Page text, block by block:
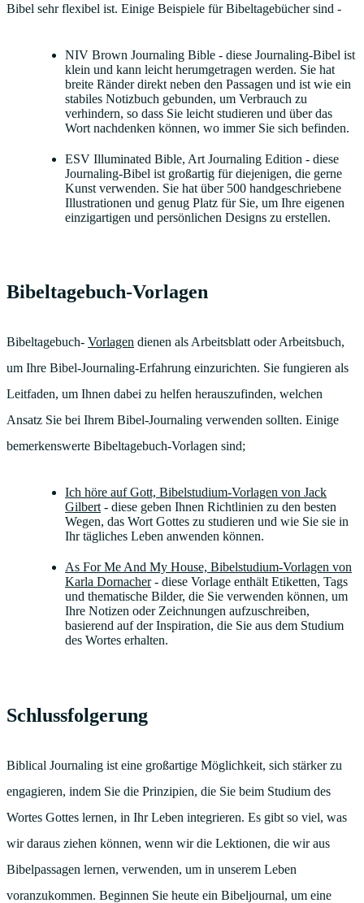
Bibel sehr flexibel ist. Einige Beispiele für Bibeltagebücher sind -
NIV Brown Journaling Bible - diese Journaling-Bibel ist
klein und kann leicht herumgetragen werden. Sie hat
breite Ränder direkt neben den Passagen und ist wie ein
stabiles Notizbuch gebunden, um Verbrauch zu
verhindern, so dass Sie leicht studieren und über das
Wort nachdenken können, wo immer Sie sich befinden.
ESV Illuminated Bible, Art Journaling Edition - diese
Journaling-Bibel ist großartig für diejenigen, die gerne
Kunst verwenden. Sie hat über 500 handgeschriebene
Illustrationen und genug Platz für Sie, um Ihre eigenen
einzigartigen und persönlichen Designs zu erstellen.
Bibeltagebuch-Vorlagen
Bibeltagebuch- Vorlagen dienen als Arbeitsblatt oder Arbeitsbuch,
um Ihre Bibel-Journaling-Erfahrung einzurichten. Sie fungieren als
Leitfaden, um Ihnen dabei zu helfen herauszufinden, welchen
Ansatz Sie bei Ihrem Bibel-Journaling verwenden sollten. Einige
bemerkenswerte Bibeltagebuch-Vorlagen sind;
Ich höre auf Gott, Bibelstudium-Vorlagen von Jack
Gilbert- diese geben Ihnen Richtlinien zu den besten
Wegen, das Wort Gottes zu studieren und wie Sie sie in
Ihr tägliches Leben anwenden können.
As For Me And My House, Bibelstudium-Vorlagen von
Karla Dornacher- diese Vorlage enthält Etiketten, Tags
und thematische Bilder, die Sie verwenden können, um
Ihre Notizen oder Zeichnungen aufzuschreiben,
basierend auf der Inspiration, die Sie aus dem Studium
des Wortes erhalten.
Schlussfolgerung
Biblical Journaling ist eine großartige Möglichkeit, sich stärker zu
engagieren, indem Sie die Prinzipien, die Sie beim Studium des
Wortes Gottes lernen, in Ihr Leben integrieren. Es gibt so viel, was
wir daraus ziehen können, wenn wir die Lektionen, die wir aus
Bibelpassagen lernen, verwenden, um in unserem Leben
voranzukommen. Beginnen Sie heute ein Bibeljournal, um eine